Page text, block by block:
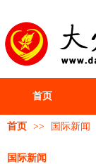
首页
首页 >> 国际新闻
国际新闻